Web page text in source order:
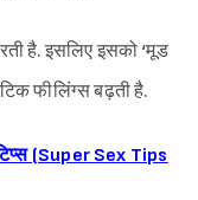
है. इसलिए इसको ‘मूड
फीलिंग्स बढ़ती है.
(Super Sex Tips